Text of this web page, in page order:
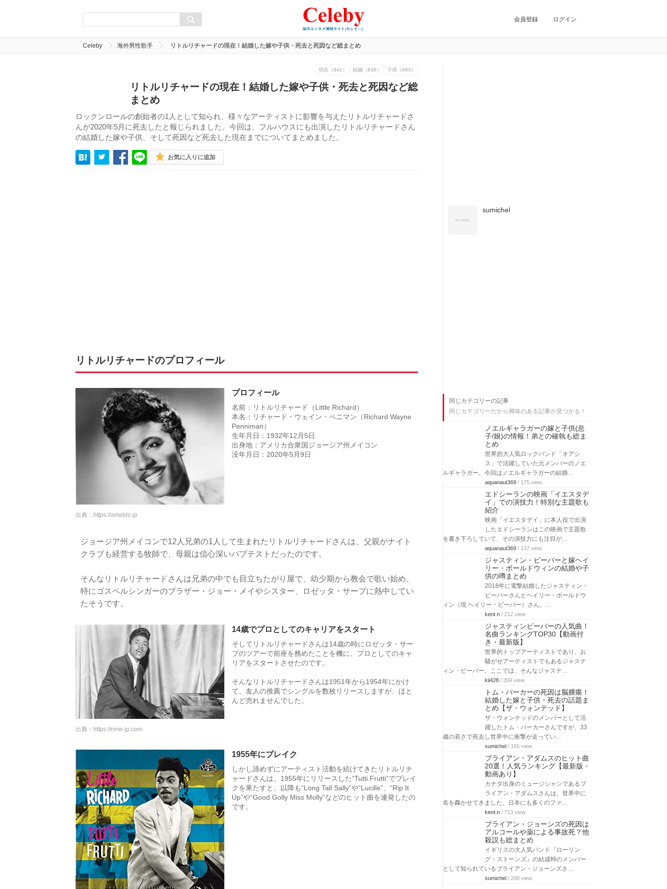
会員登録 ログイン
Celeby 海外男性歌手 リトルリチャードの現在！結婚した嫁や子供・死去と死因など総まとめ
現在（841） 結婚（838） 子供（663）
リトルリチャードの現在！結婚した嫁や子供・死去と死因など総
まとめ
ロックンロールの創始者の1人として知られ、様々なアーティストに影響を与えたリトルリチャードさ
んが2020年5月に死去したと報じられました。今回は、フルハウスにも出演したリトルリチャードさん
の結婚した嫁や子供、そして死因など死去した現在までについてまとめました。
お気に入りに追加
リトルリチャードのプロフィール
プロフィール
名前：リトルリチャード（Little Richard）
本名：リチャード・ウェイン・ペニマン（Richard Wayne
Penniman）
生年月日：1932年12月5日
出身地：アメリカ合衆国ジョージア州メイコン
没年月日：2020年5月9日
出典： https://ameblo.jp
ジョージア州メイコンで12人兄弟の1人して生まれたリトルリチャードさんは、父親がナイト
クラブも経営する牧師で、母親は信心深いバプテストだったのです。
そんなリトルリチャードさんは兄弟の中でも目立ちたがり屋で、幼少期から教会で歌い始め、
特にゴスペルシンガーのブラザー・ジョー・メイやシスター、ロゼッタ・サープに熱中してい
たそうです。
14歳でプロとしてのキャリアをスタート
そしてリトルリチャードさんは14歳の時にロゼッタ・サー
プのツアーで前座を務めたことを機に、プロとしてのキャ
リアをスタートさせたのです。
そんなリトルリチャードさんは1951年から1954年にかけ
て、友人の推薦でシングルを数枚リリースしますが、ほと
んど売れませんでした。
出典： https://nme-jp.com
1955年にブレイク
しかし諦めずにアーティスト活動を続けてきたリトルリチ
ャードさんは、1955年にリリースした“Tutti Frutti”でブレイ
クを果たすと、以降も“Long Tall Sally”や“Lucille”、“Rip It
Up”や“Good Golly Miss Molly”などのヒット曲を連発したの
です。
sumichel
同じカテゴリーの記事
同じカテゴリーだから興味のある記事が見つかる！
ノエルギャラガーの嫁と子供(息
子/娘)の情報！弟との確執も総ま
とめ
世界的大人気ロックバンド「オアシ
ス」で活躍していた元メンバーのノエ
ルギャラガー。今回はノエルギャラガーの結婚…
aquanaut369 / 175 view
エドシーランの映画「イエスタデ
イ」での演技力！特別な主題歌も
紹介
映画「イエスタデイ」に本人役で出演
したエドシーランはこの映画で主題歌
を書き下ろしていて、その演技力にも注目が…
aquanaut369 / 137 view
ジャスティン・ビーバーと嫁ヘイ
リー・ボールドウィンの結婚や子
供の噂まとめ
2018年に電撃結婚したジャスティン・
ビーバーさんとヘイリー・ボールドウ
ィン（現 ヘイリー・ビーバー）さん。…
kent.n / 212 view
ジャスティンビーバーの人気曲！
名曲ランキングTOP30【動画付
き・最新版】
世界的トップアーティストであり、お
騒がせアーティストでもあるジャステ
ィン・ビーバー。ここでは、そんなジャステ…
kii428 / 359 view
トム・パーカーの死因は脳腫瘍！
結婚した嫁と子供・死去の話題ま
とめ【ザ・ウォンテッド】
ザ・ウォンテッドのメンバーとして活
躍したトム・パーカーさんですが、33
歳の若さで死去し世界中に衝撃が走ってい…
sumichel / 165 view
ブライアン・アダムスのヒット曲
20選！人気ランキング【最新版・
動画あり】
カナダ出身のミュージシャンであるブ
ライアン・アダムスさんは、世界中に
名を轟かせてきました。日本にも多くのファ…
kent.n / 713 view
ブライアン・ジョーンズの死因は
アルコールや薬による事故死？他
殺説も総まとめ
イギリスの大人気バンド『ローリン
グ・ストーンズ』の結成時のメンバー
として知られているブライアン・ジョーンズさ…
sumichel / 200 view